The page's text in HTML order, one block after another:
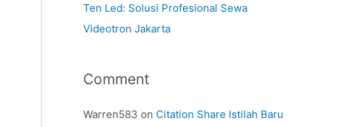
Ten Led: Solusi Profesional Sewa
Videotron Jakarta
Comment
Warren583 on Citation Share Istilah Baru